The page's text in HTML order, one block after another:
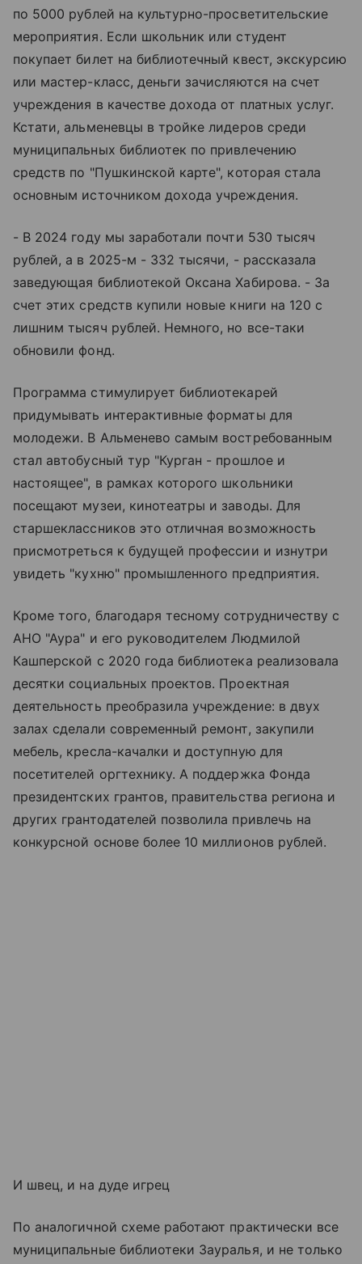
по 5000 рублей на культурно-просветительские
мероприятия. Если школьник или студент
покупает билет на библиотечный квест, экскурсию
или мастер-класс, деньги зачисляются на счет
учреждения в качестве дохода от платных услуг.
Кстати, альменевцы в тройке лидеров среди
муниципальных библиотек по привлечению
средств по "Пушкинской карте", которая стала
основным источником дохода учреждения.
- В 2024 году мы заработали почти 530 тысяч
рублей, а в 2025-м - 332 тысячи, - рассказала
заведующая библиотекой Оксана Хабирова. - За
счет этих средств купили новые книги на 120 с
лишним тысяч рублей. Немного, но все-таки
обновили фонд.
Программа стимулирует библиотекарей
придумывать интерактивные форматы для
молодежи. В Альменево самым востребованным
стал автобусный тур "Курган - прошлое и
настоящее", в рамках которого школьники
посещают музеи, кинотеатры и заводы. Для
старшеклассников это отличная возможность
присмотреться к будущей профессии и изнутри
увидеть "кухню" промышленного предприятия.
Кроме того, благодаря тесному сотрудничеству с
АНО "Аура" и его руководителем Людмилой
Кашперской с 2020 года библиотека реализовала
десятки социальных проектов. Проектная
деятельность преобразила учреждение: в двух
залах сделали современный ремонт, закупили
мебель, кресла-качалки и доступную для
посетителей оргтехнику. А поддержка Фонда
президентских грантов, правительства региона и
других грантодателей позволила привлечь на
конкурсной основе более 10 миллионов рублей.
И швец, и на дуде игрец
По аналогичной схеме работают практически все
муниципальные библиотеки Зауралья, и не только